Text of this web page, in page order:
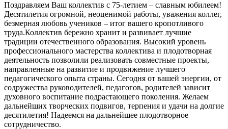
Поздравляем Ваш коллектив с 75-летием – славным юбилеем!
Десятилетия огромной, неоценимой работы, уважения коллег,
безмерная любовь учеников – итог вашего кропотливого
труда.Коллектив бережно хранит и развивает лучшие
традиции отечественного образования. Высокий уровень
профессионального мастерства коллектива и плодотворная
деятельность позволили реализовать совместные проекты,
направленные на развитие и продвижение лучшего
педагогического опыта страны. Сегодня от вашей энергии, от
содружества руководителей, педагогов, родителей зависит
духовного воспитание подрастающего поколения. Желаем
дальнейших творческих подвигов, терпения и удачи на долгие
десятилетия! Надеемся на дальнейшее плодотворное
сотрудничество.